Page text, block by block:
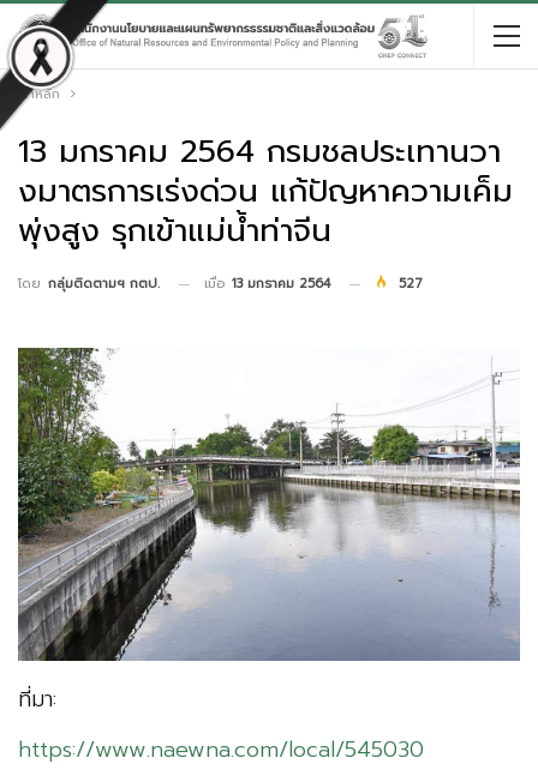
หน้าหลัก
13 มกราคม 2564 กรมชลประเทานวา
งมาตรการเร่งด่วน แก้ปัญหาความเค็ม
พุ่งสูง รุกเข้าแม่น้ำท่าจีน
โดย กลุ่มติดตามฯ กตป. เมื่อ 13 มกราคม 2564 527
ที่มา:
https://www.naewna.com/local/545030